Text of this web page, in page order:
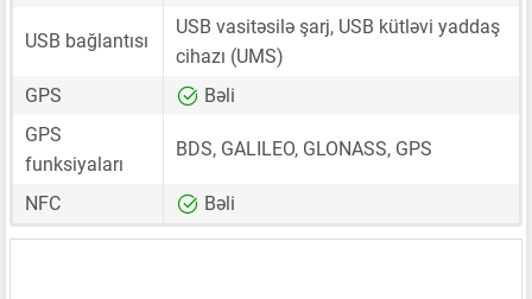
USB bağlantısı
USB vasitəsilə şarj, USB kütləvi yaddaş
cihazı (UMS)
GPS
Bəli
GPS
funksiyaları
BDS, GALILEO, GLONASS, GPS
NFC Bəli